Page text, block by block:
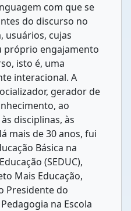
com que se
do discurso no
usuários, cujas
próprio engajamento
isto é, uma
interacional. A
gerador de
ao
disciplinas, às
mais de 30 anos, fui
Básica na
(SEDUC),
Mais Educação,
Presidente do
na Escola